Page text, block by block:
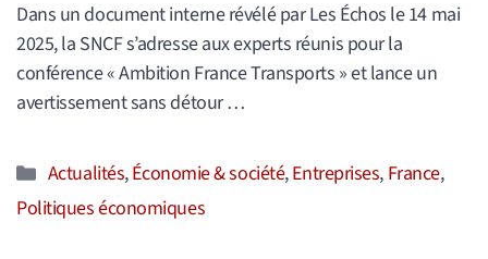
Dans un document interne révélé par Les Échos le 14 mai
2025, la SNCF s’adresse aux experts réunis pour la
conférence « Ambition France Transports » et lance un
avertissement sans détour …
Catégories
Actualités,Économie & société,Entreprises, France,
Politiques économiques